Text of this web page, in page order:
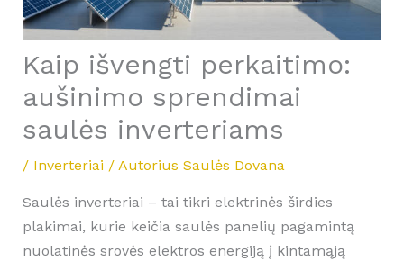
Kaip išvengti perkaitimo:
aušinimo sprendimai
saulės inverteriams
/ Inverteriai / Autorius Saulės Dovana
Saulės inverteriai – tai tikri elektrinės širdies
plakimai, kurie keičia saulės panelių pagamintą
nuolatinės srovės elektros energiją į kintamąją